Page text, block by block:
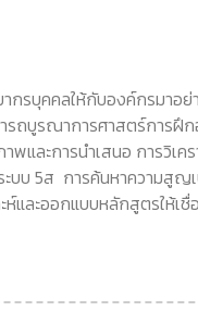
รบุคคลให้กับองค์กรมาอย่
ารถบูรณาการศาสตร์การ
และการนำเสนอ การวิเ
บบ 5ส การค้นหาความสูญ
ห์และออกแบบหลักสูตรให้